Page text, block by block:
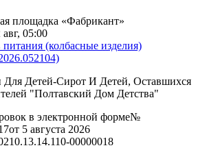
площадка «Фабрикант»
05:00
(колбасные изделия)
Детей-Сирот И Детей, Оставшихся
"Полтавский Дом Детства"
в электронной форме№
от 5 августа 2026
10.13.14.110-00000018